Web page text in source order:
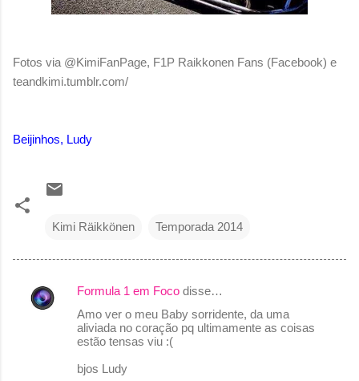
Fotos via @KimiFanPage, F1P Raikkonen Fans (Facebook) e
teandkimi.tumblr.com/
Beijinhos, Ludy
Kimi Räikkönen Temporada 2014
C
Formula 1 em Foco disse…
Amo ver o meu Baby sorridente, da uma
aliviada no coração pq ultimamente as coisas
estão tensas viu :(
bjos Ludy